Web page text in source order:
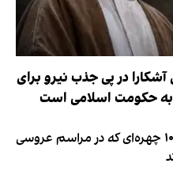
در پی جذب نیرو برای
به حکومت اسلامی است
لیست ممنوعه کریستیانو؛ ۱۰ چهره‌ای که در مراسم عروسی